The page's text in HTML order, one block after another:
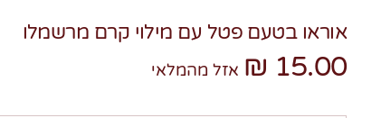
אוראו בטעם פטל עם מילוי קרם מרשמלו
15.00 ₪ אזל מהמלאי